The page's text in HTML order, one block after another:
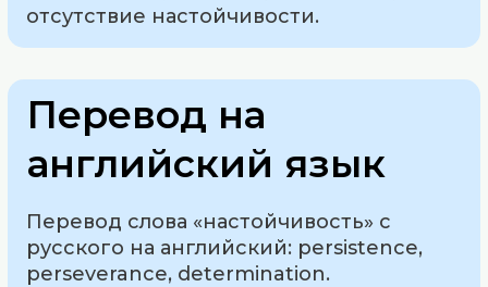
отсутствие настойчивости.
Перевод на
английский язык
Перевод слова «настойчивость» с
русского на английский: persistence,
perseverance, determination.